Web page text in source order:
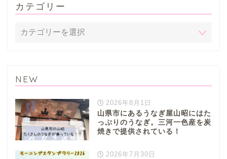
カテゴリー
NEW
2026年8月1日
山県市にあるうなぎ屋山昭にはた
っぷりのうなぎ。三河一色産を炭
焼きで提供されている！
2026年7月30日